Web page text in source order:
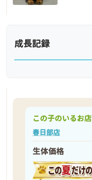
成長記録
この子のいるお店
春日部店
生体価格